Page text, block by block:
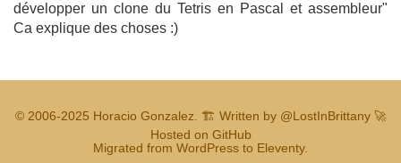
développer un clone du Tetris en Pascal et assembleur"
Ca explique des choses :)
© 2006-2025 Horacio Gonzalez. 🏗️ Written by @LostInBrittany🚀
Hosted on GitHub
Migrated from WordPress to Eleventy.